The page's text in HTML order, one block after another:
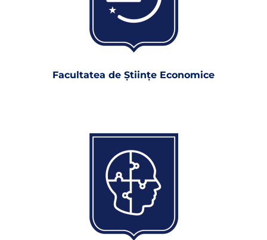
Facultatea de Ştiinţe Economice